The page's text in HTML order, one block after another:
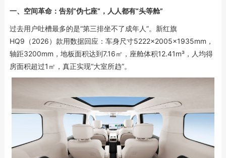
一、空间革命：告别“伪七座”，人人都有“头等舱”
过去用户吐槽最多的是“第三排坐不了成年人”。新红旗
HQ9（2026）款用数据回应：车身尺寸5222×2005×1935mm，
轴距3200mm，地板面积达到7.16㎡，座舱体积12.41m³，人均得
房面积超过1㎡，真正实现“大室所趋”。